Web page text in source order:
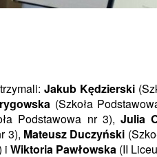
Jakub Kędzierski
(Szkoła
Podstawowa nr 3),Julia
3), Mateusz Duczyński
i Wiktoria Pawłowska (II